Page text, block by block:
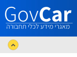
דלג לתוכן הראשי